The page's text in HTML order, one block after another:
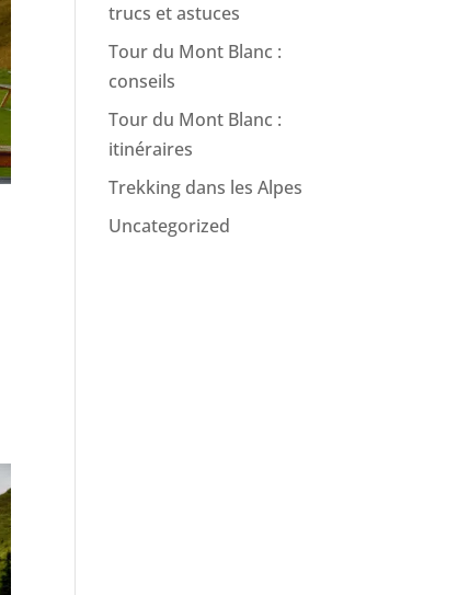
trucs et astuces
Tour du Mont Blanc :
conseils
Tour du Mont Blanc :
itinéraires
Trekking dans les Alpes
Uncategorized